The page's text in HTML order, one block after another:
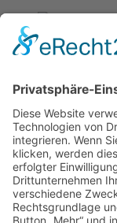
ab198€ n. v.
inkl. MwSt.
Öffnungszeiten Büro
Hofladen:
Montag bis Sonntag
Telefonisch erreichen